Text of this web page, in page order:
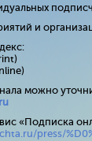
и
можно
ru
«Подписка
press/